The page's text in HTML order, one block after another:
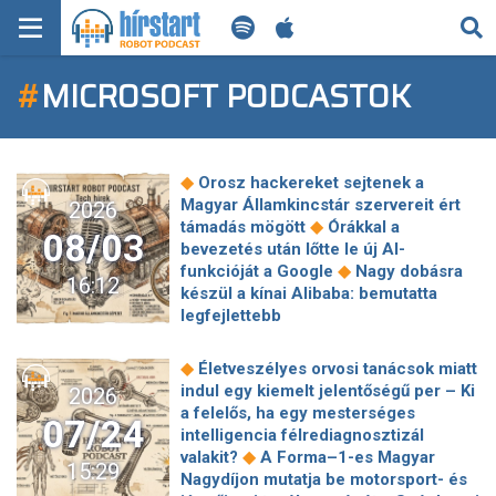
KERESÉS
KEZDŐLAP
FRISS HÍREK
TECH HÍREK
FILM-ZENE-SZÓRAKOZÁS
PLAYLIST
MI AZ A ROBOT PODCAST?
#MICROSOFT PODCASTOK
2026
08/03
16:12
◆ Orosz hackereket sejtenek a
Magyar Államkincstár szervereit ért
támadás mögött ◆ Órákkal a
bevezetés után lőtte le új AI-
funkcióját a Google ◆ Nagy dobásra
készül a kínai Alibaba: bemutatta
legfejlettebb
Amikor elmegy otthonról, mindig
kapcsolja ki a wifit a telefonján, de
nem az akkumulátor miatt◆ Matekkal
bizonyította a Google, hogy az AI
tényleg kreatív. De tényleg kreatív?
Földrengés volt Horvátországban ◆
2026
07/24
15:29
◆ Életveszélyes orvosi tanácsok miatt
indul egy kiemelt jelentőségű per – Ki
a felelős, ha egy mesterséges
intelligencia félrediagnosztizál
valakit? ◆ A Forma–1-es Magyar
Nagydíjon mutatja be motorsport- és